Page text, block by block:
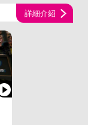
詳細介紹